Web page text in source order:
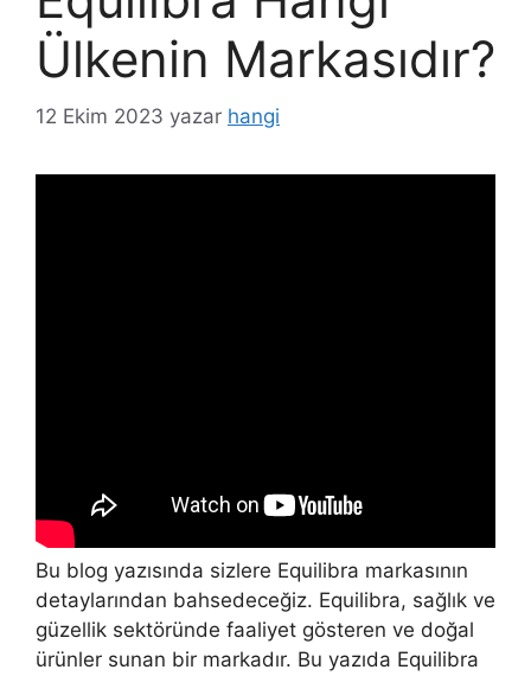
Ülkenin Markasıdır?
12 Ekim 2023 yazar hangi
Bu blog yazısında sizlere Equilibra markasının
detaylarından bahsedeceğiz. Equilibra, sağlık ve
güzellik sektöründe faaliyet gösteren ve doğal
ürünler sunan bir markadır. Bu yazıda Equilibra